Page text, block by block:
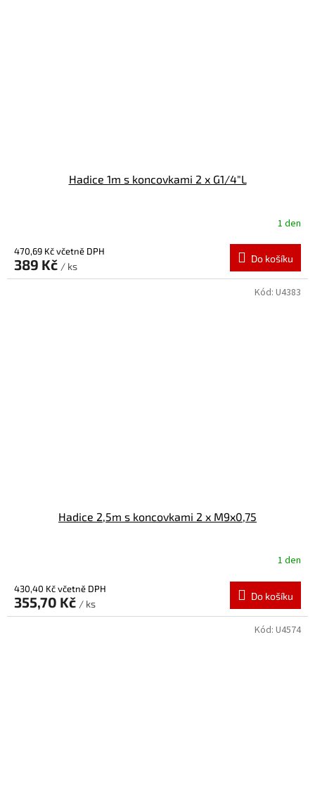
Hadice 1m s koncovkami 2 x G1/4"L
1 den
470,69 Kč včetně DPH
389 Kč / ks
Do košíku
Hadice 2,5m s koncovkami 2 x M9x0,75
1 den
430,40 Kč včetně DPH
355,70 Kč / ks
Do košíku
Kód: U4383
Kód: U4574